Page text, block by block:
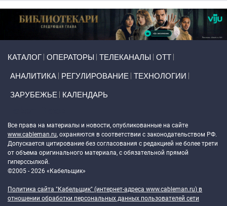
КАТАЛОГ ОПЕРАТОРЫ ТЕЛЕКАНАЛЫ ОТТ
АНАЛИТИКА РЕГУЛИРОВАНИЕ ТЕХНОЛОГИИ
ЗАРУБЕЖЬЕ КАЛЕНДАРЬ
Все права на материалы и новости, опубликованные на сайте
www.cableman.ru, охраняются в соответствии с законодательством РФ.
Допускается цитирование без согласования с редакцией не более трети
от объема оригинального материала, с обязательной прямой
гиперссылкой.
©2005 - 2026 «Кабельщик»
Политика сайта "Кабельщик" (интернет-адреса www.cableman.ru) в
отношении обработки персональных данных пользователей сети